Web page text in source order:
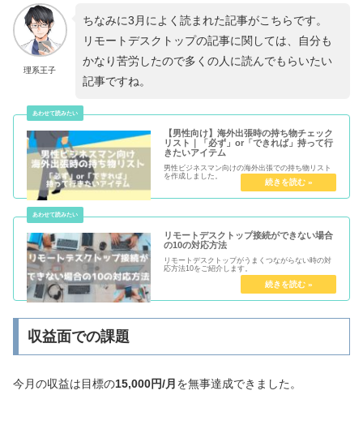
理系王子
ちなみに3月によく読まれた記事がこちらです。
リモートデスクトップの記事に関しては、自分も
かなり苦労したので多くの人に読んでもらいたい
記事ですね。
【男性向け】海外出張時の持ち物チェック
リスト｜「必ず」or「できれば」持って行
きたいアイテム
男性ビジネスマン向けの海外出張での持ち物リスト
を作成しました。
リモートデスクトップ接続ができない場合
の10の対応方法
リモートデスクトップがうまくつながらない時の対
応方法10をご紹介します。
収益面での課題
今月の収益は目標の15,000円/月 を無事達成できました。